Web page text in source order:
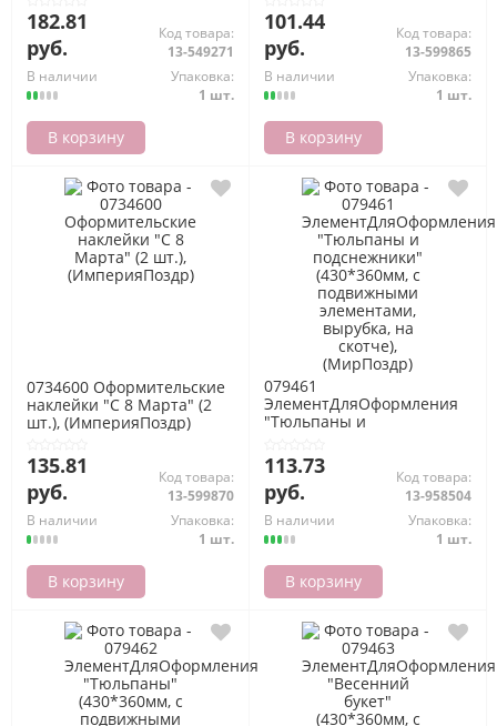
182.81
руб.
Код товара:
13-549271
В наличии
Упаковка:
1 шт.
В корзину
101.44
руб.
Код товара:
13-599865
В наличии
Упаковка:
1 шт.
В корзину
0734600 Оформительские
наклейки "С 8 Марта" (2
шт.), (ИмперияПоздр)
135.81
руб.
Код товара:
13-599870
В наличии
Упаковка:
1 шт.
В корзину
079461
ЭлементДляОформления
"Тюльпаны и
с подвижными
элементами, вырубка, на
скотче), (МирПоздр)
113.73
руб.
Код товара:
13-958504
В наличии
Упаковка:
1 шт.
В корзину